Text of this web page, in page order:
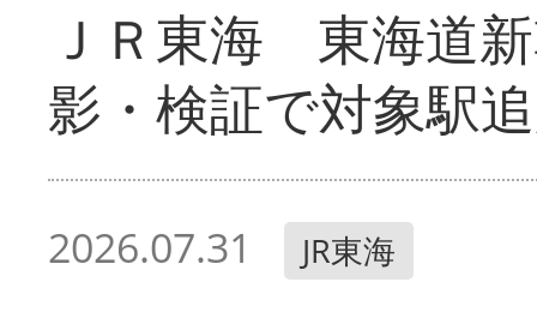
ＪＲ東海 東海道
影・検証で対象駅
2026.07.31 JR東海